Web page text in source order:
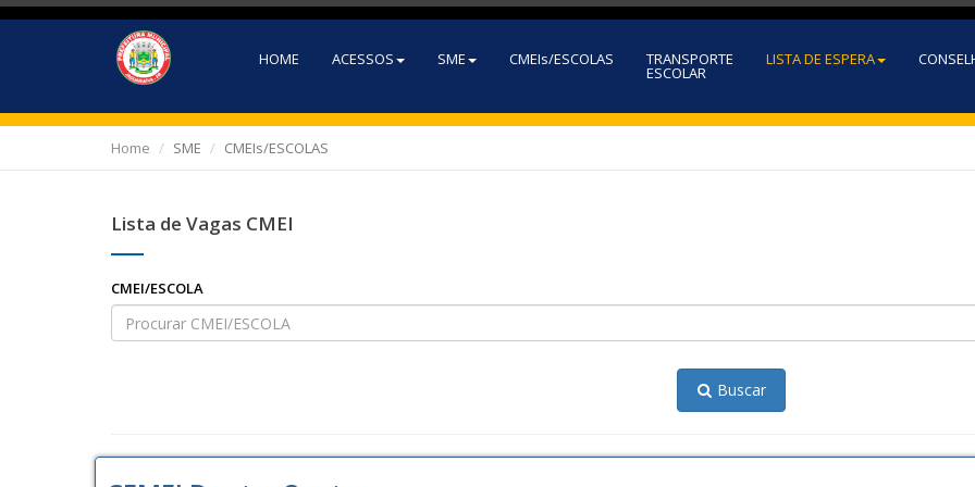
HOME ACESSOS SME CMEIs/ESCOLAS TRANSPORTE
ESCOLAR
LISTA DE ESPERA
Home SME CMEIs/ESCOLAS
Lista de Vagas CMEI
CMEI/ESCOLA
Buscar